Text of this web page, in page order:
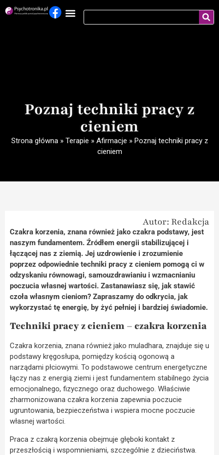
Poznaj techniki pracy z
cieniem
Strona główna» Terapie » Afirmacje » Poznaj techniki pracy z
cieniem
Autor: Redakcja
Czakra korzenia, znana również jako czakra podstawy, jest
naszym fundamentem. Źródłem energii stabilizującej i
łączącej nas z ziemią. Jej uzdrowienie i zrozumienie
poprzez odpowiednie techniki pracy z cieniem pomogą ci w
odzyskaniu równowagi, samouzdrawianiu i wzmacnianiu
poczucia własnej wartości. Zastanawiasz się, jak stawić
czoła własnym cieniom? Zapraszamy do odkrycia, jak
wykorzystać tę energię, by żyć pełniej i bardziej świadomie.
Techniki pracy z cieniem – czakra korzenia
Czakra korzenia, znana również jako muladhara, znajduje się u
podstawy kręgosłupa, pomiędzy kością ogonową a
narządami płciowymi. To podstawowe centrum energetyczne
łączy nas z energią ziemi i jest fundamentem stabilnego życia
emocjonalnego, fizycznego oraz duchowego. Właściwie
zharmonizowana czakra korzenia zapewnia poczucie
ugruntowania, bezpieczeństwa i wspiera mocne poczucie
własnej wartości.
Praca z czakrą korzenia obejmuje głęboki kontakt z
przeszłością i wspomnieniami, szczególnie z dzieciństwa.